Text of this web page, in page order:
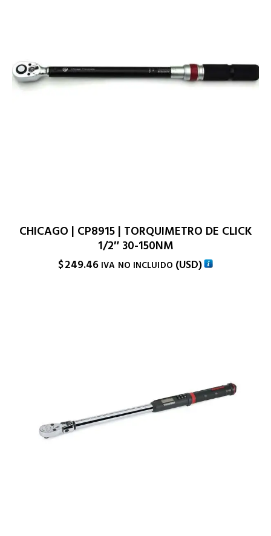
CHICAGO | CP8915 | TORQUIMETRO DE CLICK
1/2″ 30-150NM
$249.46 IVA NO INCLUIDO (USD)